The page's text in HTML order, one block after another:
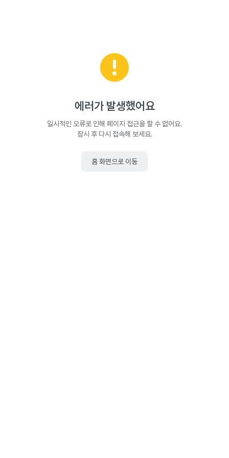
에러가 발생했어요
일시적인 오류로 인해 페이지 접근을 할 수 없어요.
잠시 후 다시 접속해 보세요.
홈 화면으로 이동